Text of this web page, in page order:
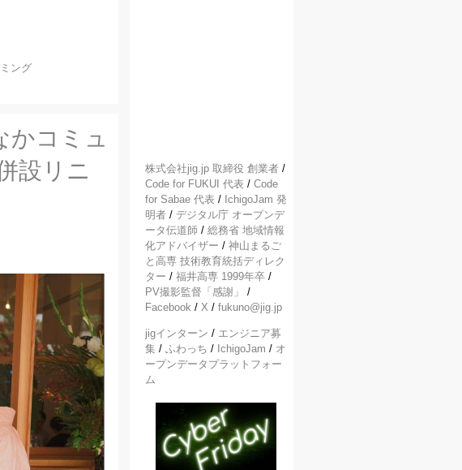
ング
かコミュ
設リニ
株式会社jig.jp 取締役 創業者 /
Code for FUKUI 代表 / Code
for Sabae 代表 / IchigoJam 発
明者 / デジタル庁 オープンデ
ータ伝道師 / 総務省 地域情報
化アドバイザー / 神山まるご
と高専 技術教育統括ディレク
ター / 福井高専 1999年卒 /
PV撮影監督「感謝」
/
Facebook / X / fukuno@jig.jp
jigインターン / エンジニア募
集 / ふわっち / IchigoJam / オ
ープンデータプラットフォー
ム